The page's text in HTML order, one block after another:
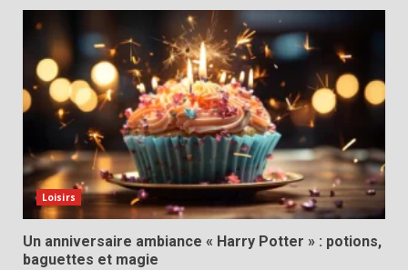
Loisirs
Un anniversaire ambiance « Harry Potter » : potions,
baguettes et magie